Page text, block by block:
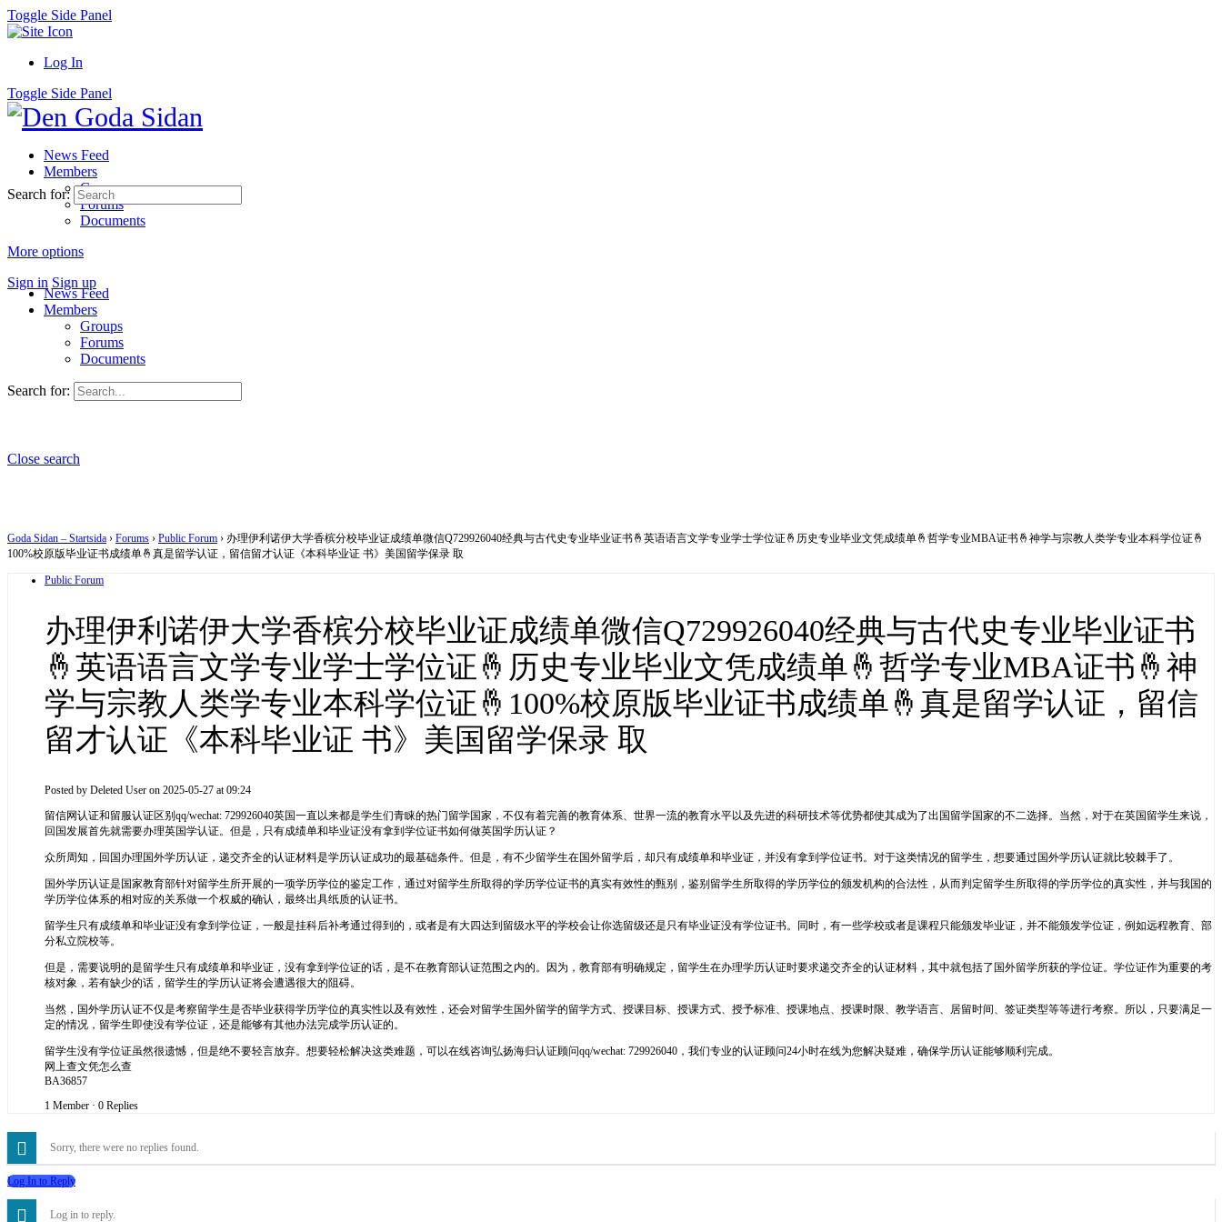
Toggle Side Panel
Log In
Toggle Side Panel
News Feed
Members
Groups
Forums
Documents
More options
Sign in Sign up
Search for:
News Feed
Members
Groups
Forums
Documents
Search for:
Close search
Goda Sidan – Startsida › Forums › Public Forum › 办理伊利诺伊大学香槟分校毕业证成绩单微信Q729926040经典与古代史专业毕业证书🤞英语语言文学专业学士学位证🤞历史专业毕业文凭成绩单🤞哲学专业MBA证书🤞神学与宗教人类学专业本科学位证🤞
100%校原版毕业证书成绩单🤞真是留学认证，留信留才认证《本科毕业证 书》美国留学保录 取
Public Forum
办理伊利诺伊大学香槟分校毕业证成绩单微信Q729926040经典与古代史专业毕业证书
🤞英语语言文学专业学士学位证🤞历史专业毕业文凭成绩单🤞哲学专业MBA证书🤞神
学与宗教人类学专业本科学位证🤞100%校原版毕业证书成绩单🤞真是留学认证，留信
留才认证《本科毕业证 书》美国留学保录 取
Posted by Deleted User on 2025-05-27 at 09:24
留信网认证和留服认证区别qq/wechat: 729926040英国一直以来都是学生们青睐的热门留学国家，不仅有着完善的教育体系、世界一流的教育水平以及先进的科研技术等优势都使其成为了出国留学国家的不二选择。当然，对于在英国留学生来说，
回国发展首先就需要办理英国学认证。但是，只有成绩单和毕业证没有拿到学位证书如何做英国学历认证？
众所周知，回国办理国外学历认证，递交齐全的认证材料是学历认证成功的最基础条件。但是，有不少留学生在国外留学后，却只有成绩单和毕业证，并没有拿到学位证书。对于这类情况的留学生，想要通过国外学历认证就比较棘手了。
国外学历认证是国家教育部针对留学生所开展的一项学历学位的鉴定工作，通过对留学生所取得的学历学位证书的真实有效性的甄别，鉴别留学生所取得的学历学位的颁发机构的合法性，从而判定留学生所取得的学历学位的真实性，并与我国的
学历学位体系的相对应的关系做一个权威的确认，最终出具纸质的认证书。
留学生只有成绩单和毕业证没有拿到学位证，一般是挂科后补考通过得到的，或者是有大四达到留级水平的学校会让你选留级还是只有毕业证没有学位证书。同时，有一些学校或者是课程只能颁发毕业证，并不能颁发学位证，例如远程教育、部
分私立院校等。
但是，需要说明的是留学生只有成绩单和毕业证，没有拿到学位证的话，是不在教育部认证范围之内的。因为，教育部有明确规定，留学生在办理学历认证时要求递交齐全的认证材料，其中就包括了国外留学所获的学位证。学位证作为重要的考
核对象，若有缺少的话，留学生的学历认证将会遭遇很大的阻碍。
当然，国外学历认证不仅是考察留学生是否毕业获得学历学位的真实性以及有效性，还会对留学生国外留学的留学方式、授课目标、授课方式、授予标准、授课地点、授课时限、教学语言、居留时间、签证类型等等进行考察。所以，只要满足一
定的情况，留学生即使没有学位证，还是能够有其他办法完成学历认证的。
留学生没有学位证虽然很遗憾，但是绝不要轻言放弃。想要轻松解决这类难题，可以在线咨询弘扬海归认证顾问qq/wechat: 729926040，我们专业的认证顾问24小时在线为您解决疑难，确保学历认证能够顺利完成。
网上查文凭怎么查
BA36857
1 Member · 0 Replies
Sorry, there were no replies found.
Log In to Reply
Log in to reply.